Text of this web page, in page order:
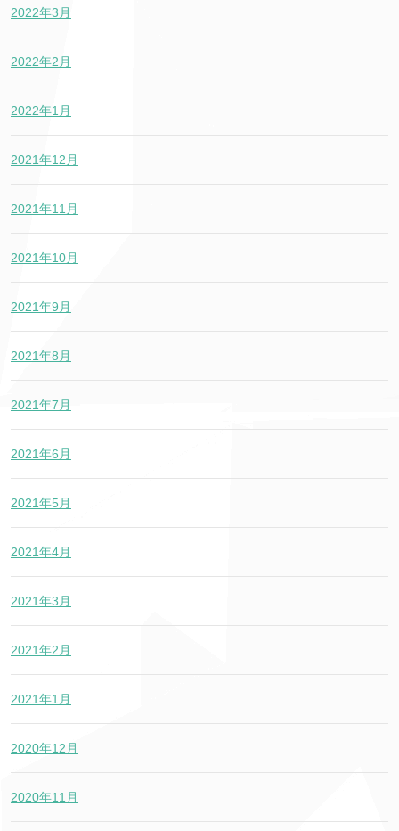
2022年3月
2022年2月
2022年1月
2021年12月
2021年11月
2021年10月
2021年9月
2021年8月
2021年7月
2021年6月
2021年5月
2021年4月
2021年3月
2021年2月
2021年1月
2020年12月
2020年11月